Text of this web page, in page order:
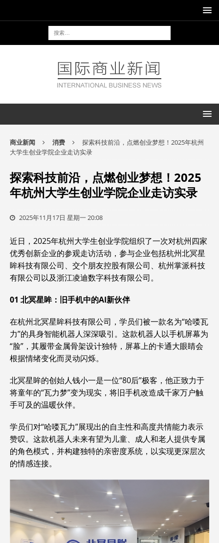
商业新闻 消费
探索科技前沿，点燃创业梦想！2025年杭州
大学生创业学院企业走访实录
探索科技前沿，点燃创业梦想！2025
年杭州大学生创业学院企业走访实录
2025年11月17日 星期一 20:08
近日，2025年杭州大学生创业学院组织了一次对杭州四家
优秀创新企业的参观走访活动，参与企业包括杭州北冥星
眸科技有限公司、交个朋友控股有限公司、杭州掌派科技
有限公司以及浙江凌迪数字科技有限公司。
01 北冥星眸：旧手机中的AI新伙伴
在杭州北冥星眸科技有限公司，学员们被一款名为“哈喽瓦
力”的具身智能机器人深深吸引。这款机器人以手机屏幕为
“脸”，其履带金属骨架设计独特，屏幕上的卡通大眼睛会
根据情绪变化而灵动闪烁。
北冥星眸的创始人钱小一是一位“80后”极客，他正致力于
将童年的“瓦力梦”变为现实，将旧手机改造成千家万户触
手可及的温暖伙伴。
学员们对“哈喽瓦力”展现出的自主性和高度共情能力表示
赞叹。这款机器人未来有望为儿童、成人和老人提供专属
的角色模式，并构建独特的亲密度系统，以实现更深层次
的情感连接。